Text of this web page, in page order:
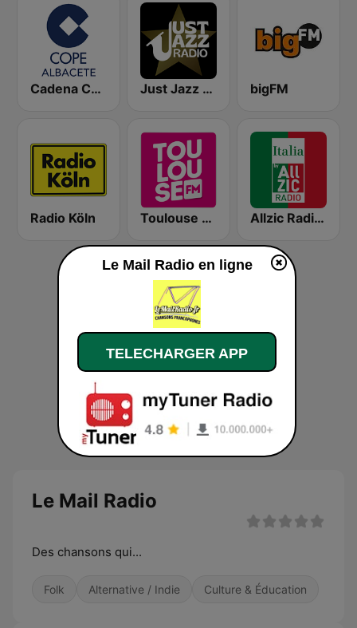
Cadena COPE Albacete Just Jazz - Frank Sinatra bigFM
Radio Köln Toulouse FM Allzic Radio ITALIA
Le Mail Radio
Des chansons qui...
Folk Alternative / Indie Culture & Éducation
Le Mail Radio en ligne
TELECHARGER APP